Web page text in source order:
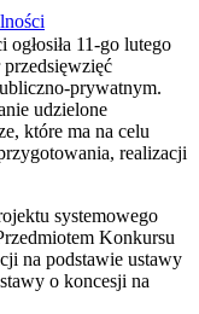
11-go lutego
prywatnym.
udzielone
które ma na celu
realizacji
systemowego
Konkursu
na podstawie ustawy
o koncesji na